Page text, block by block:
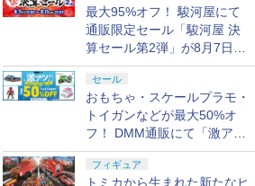
最大95%オフ！ 駿河屋にて
通販限定セール「駿河屋 決
算セール第2弾」が8月7日12
時より開催
セール
おもちゃ・スケールプラモ・
トイガンなどが最大50%オ
フ！ DMM通販にて「激ア
ツ！おもちゃ・ホビー夏セー
ル」が開催
フィギュア
トミカから生まれた新たなヒ